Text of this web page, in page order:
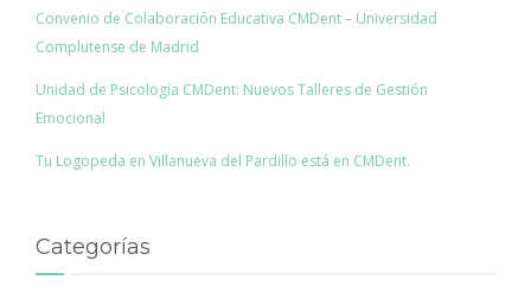
Convenio de Colaboración Educativa CMDent – Universidad
Complutense de Madrid
Unidad de Psicología CMDent: Nuevos Talleres de Gestión
Emocional
Tu Logopeda en Villanueva del Pardillo está en CMDent.
Categorías